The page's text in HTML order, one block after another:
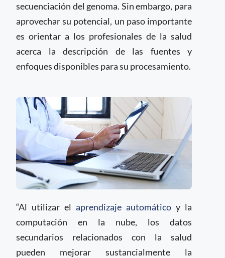
secuenciación del genoma. Sin embargo, para
aprovechar su potencial, un paso importante
es orientar a los profesionales de la salud
acerca la descripción de las fuentes y
enfoques disponibles para su procesamiento.
“Al utilizar el aprendizaje automático y la
computación en la nube, los datos
secundarios relacionados con la salud
pueden mejorar sustancialmente la